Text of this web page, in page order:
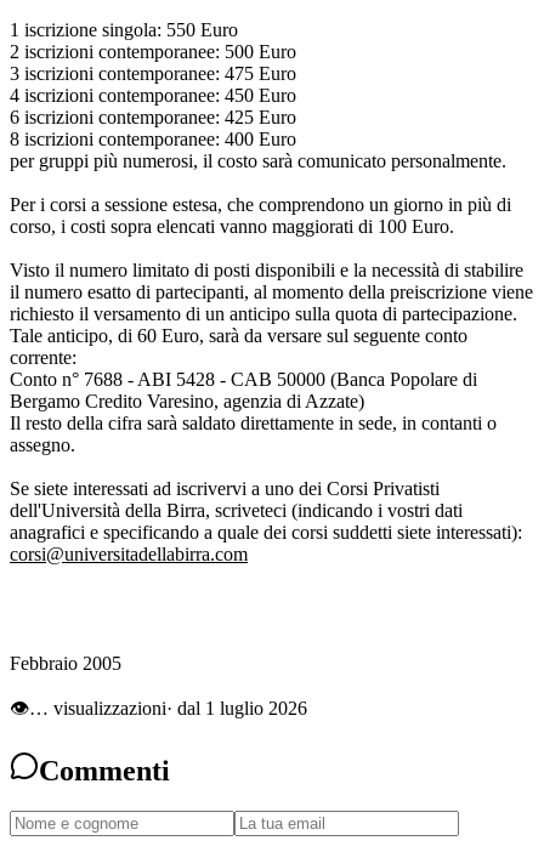
1 iscrizione singola: 550 Euro
2 iscrizioni contemporanee: 500 Euro
3 iscrizioni contemporanee: 475 Euro
4 iscrizioni contemporanee: 450 Euro
6 iscrizioni contemporanee: 425 Euro
8 iscrizioni contemporanee: 400 Euro
per gruppi più numerosi, il costo sarà comunicato personalmente.
Per i corsi a sessione estesa, che comprendono un giorno in più di
corso, i costi sopra elencati vanno maggiorati di 100 Euro.
Visto il numero limitato di posti disponibili e la necessità di stabilire
il numero esatto di partecipanti, al momento della preiscrizione viene
richiesto il versamento di un anticipo sulla quota di partecipazione.
Tale anticipo, di 60 Euro, sarà da versare sul seguente conto
corrente:
Conto n° 7688 - ABI 5428 - CAB 50000 (Banca Popolare di
Bergamo Credito Varesino, agenzia di Azzate)
Il resto della cifra sarà saldato direttamente in sede, in contanti o
assegno.
Se siete interessati ad iscrivervi a uno dei Corsi Privatisti
dell'Università della Birra, scriveteci (indicando i vostri dati
anagrafici e specificando a quale dei corsi suddetti siete interessati):
corsi@universitadellabirra.com
Febbraio 2005
👁… visualizzazioni· dal 1 luglio 2026
Commenti